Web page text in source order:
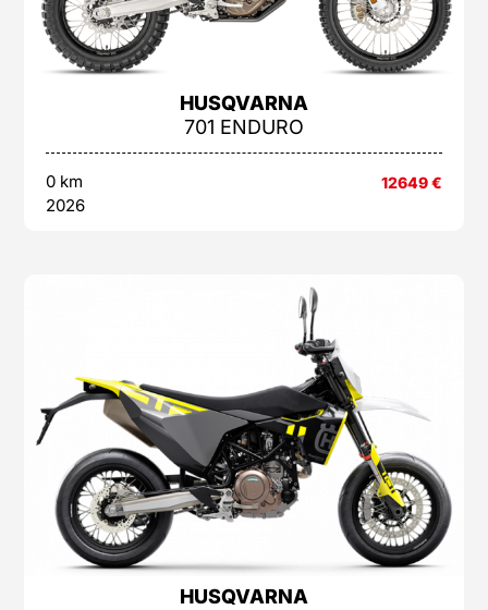
HUSQVARNA
701 ENDURO
0 km
2026
12649€
HUSQVARNA